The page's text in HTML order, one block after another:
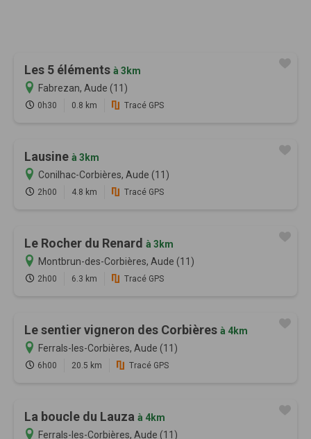
Les 5 éléments à 3km
Fabrezan, Aude (11)
0h30 0.8 km Tracé GPS
Lausine à 3km
Conilhac-Corbières, Aude (11)
2h00 4.8 km Tracé GPS
Le Rocher du Renard à 3km
Montbrun-des-Corbières, Aude (11)
2h00 6.3 km Tracé GPS
Le sentier vigneron des Corbières à 4km
Ferrals-les-Corbières, Aude (11)
6h00 20.5 km Tracé GPS
La boucle du Lauza à 4km
Ferrals-les-Corbières, Aude (11)